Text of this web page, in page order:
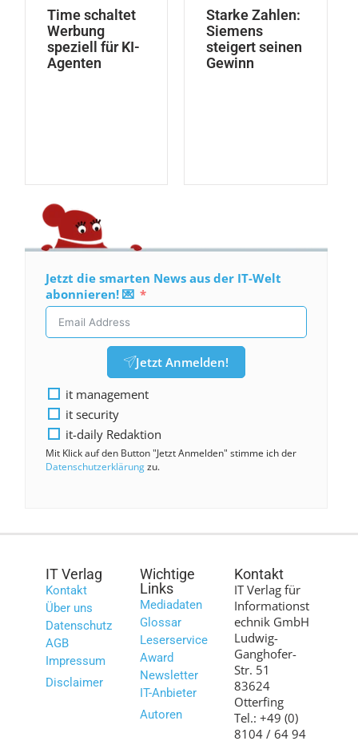
Time schaltet
Werbung
speziell für KI-
Agenten
Starke Zahlen:
Siemens
steigert seinen
Gewinn
Jetzt die smarten News aus der IT-Welt
abonnieren! 💌
Jetzt Anmelden!
it management
it security
it-daily Redaktion
Mit Klick auf den Button "Jetzt Anmelden" stimme ich der
Datenschutzerklärungzu.
IT Verlag
Kontakt
Über uns
Datenschutz
AGB
Impressum
Disclaimer
Wichtige
Links
Mediadaten
Glossar
Leserservice
Award
Newsletter
IT-Anbieter
Autoren
Kontakt
IT Verlag für
Informationst
echnik GmbH
Ludwig-
Ganghofer-
Str. 51
83624
Otterfing
Tel.: +49 (0)
8104 / 64 94